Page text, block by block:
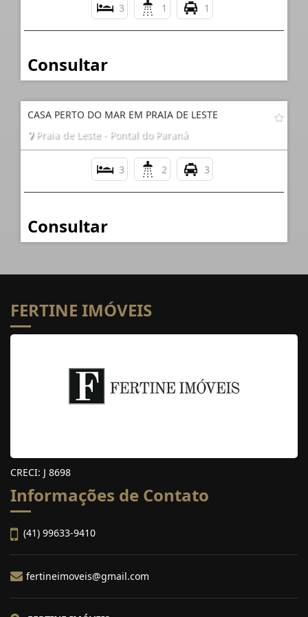
3 1 1
Consultar
CASA PERTO DO MAR EM PRAIA DE LESTE
Praia de Leste - Pontal do Paraná
3 2 3
Consultar
FERTINE IMÓVEIS
CRECI: J 8698
Informações de Contato
(41) 99633-9410
fertineimoveis@gmail.com